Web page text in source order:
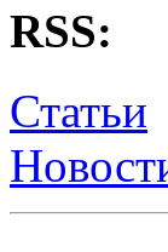
RSS:
Статьи